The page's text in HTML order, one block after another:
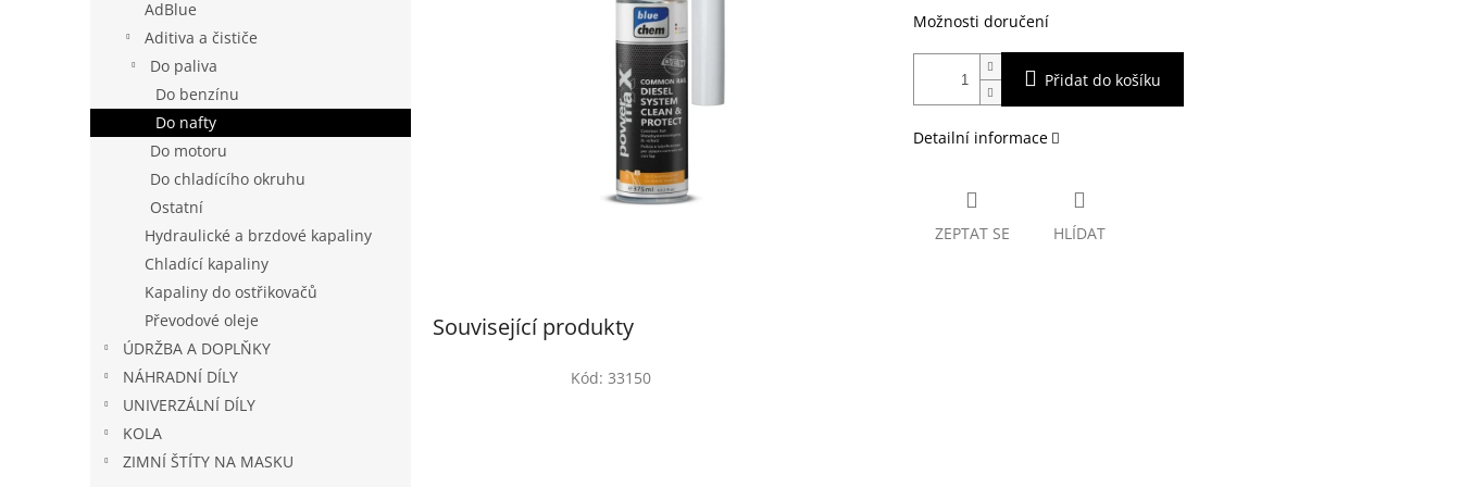
AdBlue
Aditiva a čističe
Do paliva
Do benzínu
Do nafty
Do motoru
Do chladícího okruhu
Ostatní
Hydraulické a brzdové kapaliny
Chladící kapaliny
Kapaliny do ostřikovačů
Převodové oleje
ÚDRŽBA A DOPLŇKY
NÁHRADNÍ DÍLY
UNIVERZÁLNÍ DÍLY
KOLA
ZIMNÍ ŠTÍTY NA MASKU
Možnosti doručení
Přidat do košíku
Detailní informace
ZEPTAT SE HLÍDAT
Související produkty
Kód: 33150